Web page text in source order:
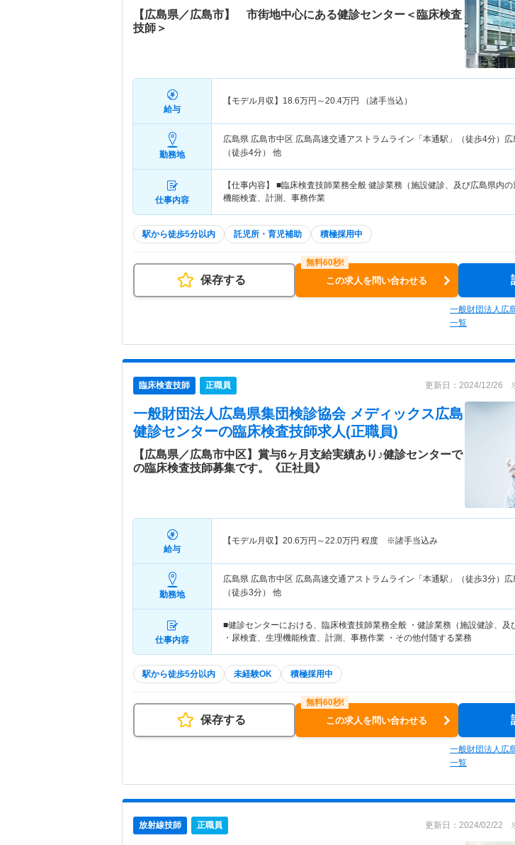
【広島県／広島市】 市街地中心にある健診センター＜臨床検査
技師＞
給与
【モデル月収】 18.6万円～20.4万円 （諸手当込）
勤務地
広島県 広島市中区 広島高速交通アストラムライン「本通駅」（徒歩4分）広
（徒歩4分） 他
仕事内容
【仕事内容】 ■臨床検査技師業務全般 健診業務（施設健診、及び広島県内
機能検査、計測、事務作業
駅から徒歩5分以内 託児所・育児補助 積極採用中
保存する この求人を問い合わせる
一般財団法人広
一覧
臨床検査技師 正職員 更新日：2024/12/26
一般財団法人広島県集団検診協会 メディックス広島
健診センターの臨床検査技師求人(正職員)
【広島県／広島市中区】賞与6ヶ月支給実績あり♪健診センターで
の臨床検査技師募集です。《正社員》
給与
【モデル月収】 20.6万円～22.0万円 程度 ※諸手当込み
勤務地
広島県 広島市中区 広島高速交通アストラムライン「本通駅」（徒歩3分）広
（徒歩3分） 他
仕事内容
■健診センターにおける、臨床検査技師業務全般 ・健診業務（施設健診、及
・尿検査、生理機能検査、計測、事務作業 ・その他付随する業務
駅から徒歩5分以内 未経験OK 積極採用中
保存する この求人を問い合わせる
一般財団法人広
一覧
放射線技師 正職員 更新日：2024/02/22